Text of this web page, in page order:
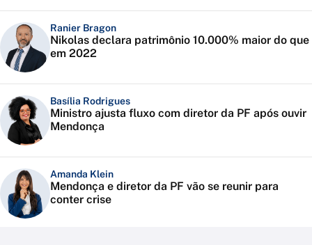
Ranier Bragon
Nikolas declara patrimônio 10.000% maior do que
em 2022
Basília Rodrigues
Ministro ajusta fluxo com diretor da PF após ouvir
Mendonça
Amanda Klein
Mendonça e diretor da PF vão se reunir para
conter crise